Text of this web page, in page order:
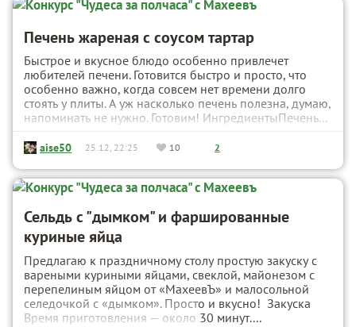
Печень жареная с соусом тартар
Быстрое и вкусное блюдо особенно привлечет
любителей печени. Готовится быстро и просто, что
особенно важно, когда совсем нет времени долго
стоять у плиты. А уж насколько печень полезна, думаю,
напоминать не нужно. Готовим! ИнгредиентыПечень...
aise50 25.12, 22:25 10 2
Сельдь с "дымком" и фаршированные
куриные яйца
Предлагаю к праздничному столу простую закуску с
вареными куриными яйцами, свеклой, майонезом с
перепелиным яйцом от «МахеевЪ» и малосольной
селедочкой с «дымком». Просто и вкусно! Закуска
Время приготовления — около 30 минут....